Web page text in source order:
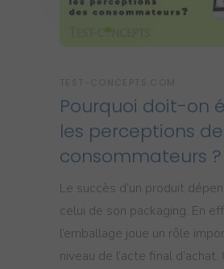
Pourquoi doit-on
les perceptions
consommateurs ?
Le succès d’un produit
celui de son packaging. En
l’emballage joue un rôle
niveau de l’acte final d’achat.